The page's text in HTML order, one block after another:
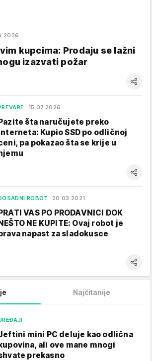
kupcima: Prodaju se lažni
izazvati požar
15.07.2026.
šta naručujete preko
Kupio SSD po odličnoj
pa pokazao šta se krije u
ROBOT 20.03.2021.
VAS PO PRODAVNICI DOK
NE KUPITE: Ovaj robot je
napast za sladokusce
Najčitanije
mini PC deluje kao odlična
ali ove mane mnogi
prekasno